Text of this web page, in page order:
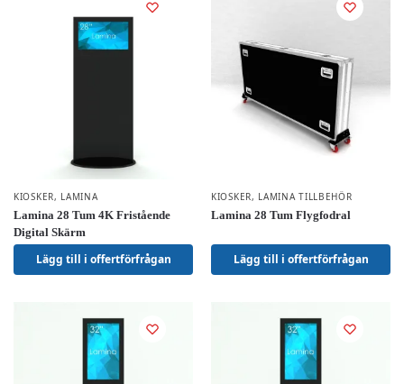
KIOSKER, LAMINA
Lamina 28 Tum 4K Fristående
Digital Skärm
Lägg till i offertförfrågan
KIOSKER, LAMINA TILLBEHÖR
Lamina 28 Tum Flygfodral
Lägg till i offertförfrågan